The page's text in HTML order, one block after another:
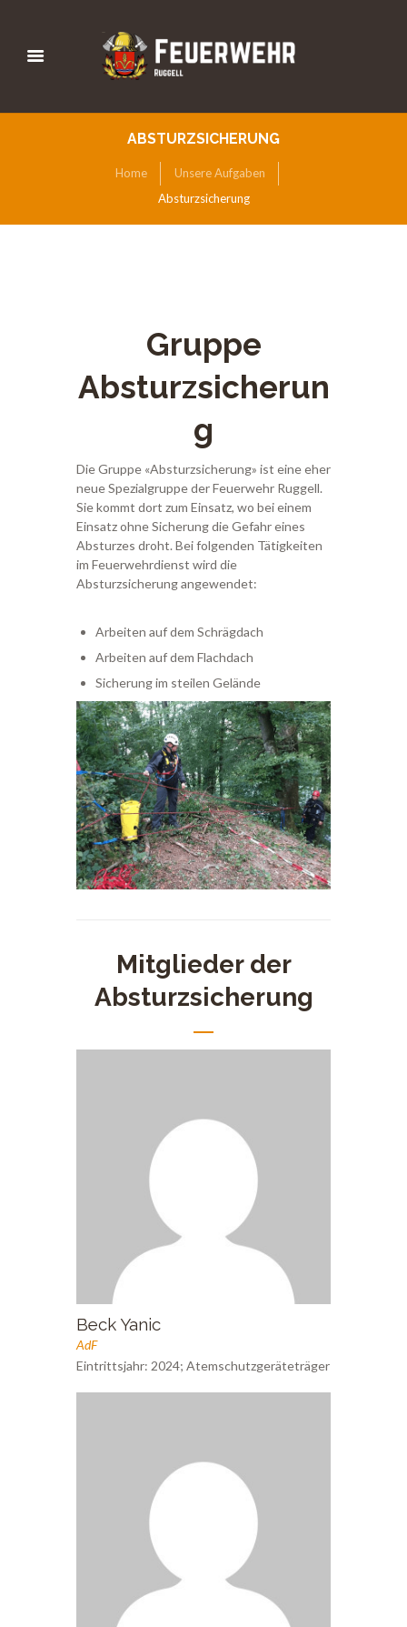
ABSTURZSICHERUNG
Home
Unsere Aufgaben
Absturzsicherung
Gruppe
Absturzsicherun
g
Die Gruppe «Absturzsicherung» ist eine eher
neue Spezialgruppe der Feuerwehr Ruggell.
Sie kommt dort zum Einsatz, wo bei einem
Einsatz ohne Sicherung die Gefahr eines
Absturzes droht. Bei folgenden Tätigkeiten
im Feuerwehrdienst wird die
Absturzsicherung angewendet:
Arbeiten auf dem Schrägdach
Arbeiten auf dem Flachdach
Sicherung im steilen Gelände
Mitglieder der
Absturzsicherung
Beck Yanic
AdF
Eintrittsjahr: 2024; Atemschutzgeräteträger